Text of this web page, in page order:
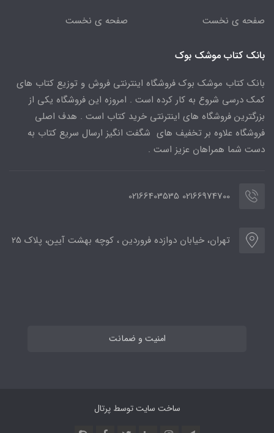
صفحه ی نخست صفحه ی نخست
بانک کتاب موشک بوک
بانک کتاب موشک بوک فروشگاه اینترنتی فروش و توزیع کتاب های
کمک درسی شروع به کار کرده است . امروزه این فروشگاه یکی از
بزرگترین فروشگاه های اینترنتی خرید کتاب است . هدف اصلی
فروشگاه علاوه بر تخفیف های شگفت انگیز ارسال سریع کتاب به
دست شما همراهان عزیز است .
02166974700 02166403535
تهران، خیابان دوازده فروردین ، کوچه بهشت آیین، پلاک 25
امنیت و ضمانت
ساخت سایت توسطپرتال